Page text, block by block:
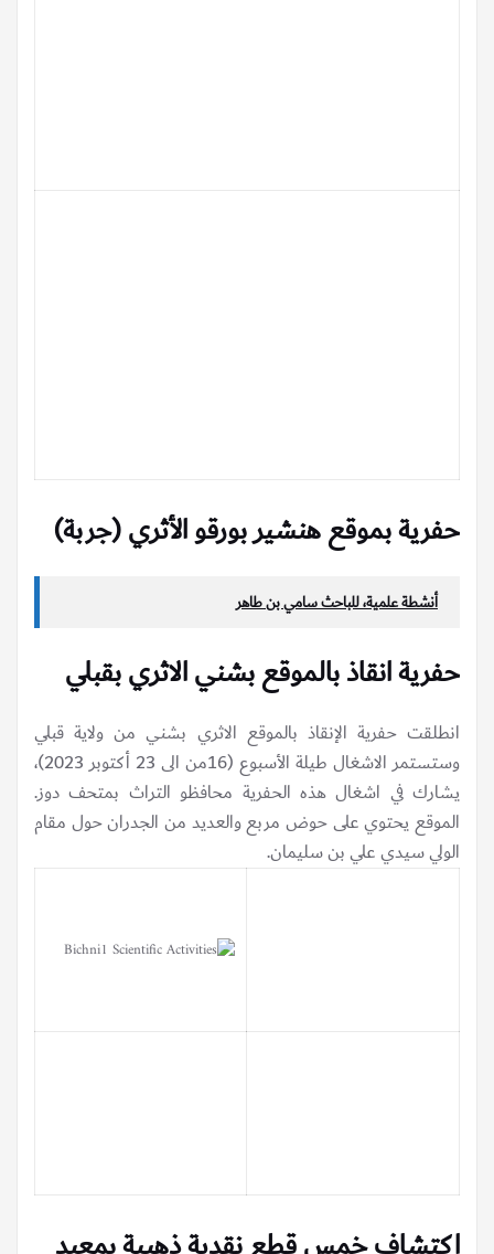
حفرية بموقع هنشير بورقو الأثري (جربة)
أنشطة علمية، للباحث سامي بن طاهر
حفرية انقاذ بالموقع بشني الاثري بقبلي
انطلقت حفرية الإنقاذ بالموقع الاثري بشني من ولاية قبلي
وستستمر الاشغال طيلة الأسبوع (16من الى 23 أكتوبر 2023)،
يشارك في اشغال هذه الحفرية محافظو التراث بمتحف دوز.
الموقع يحتوي على حوض مربع والعديد من الجدران حول مقام
الولي سيدي علي بن سليمان.